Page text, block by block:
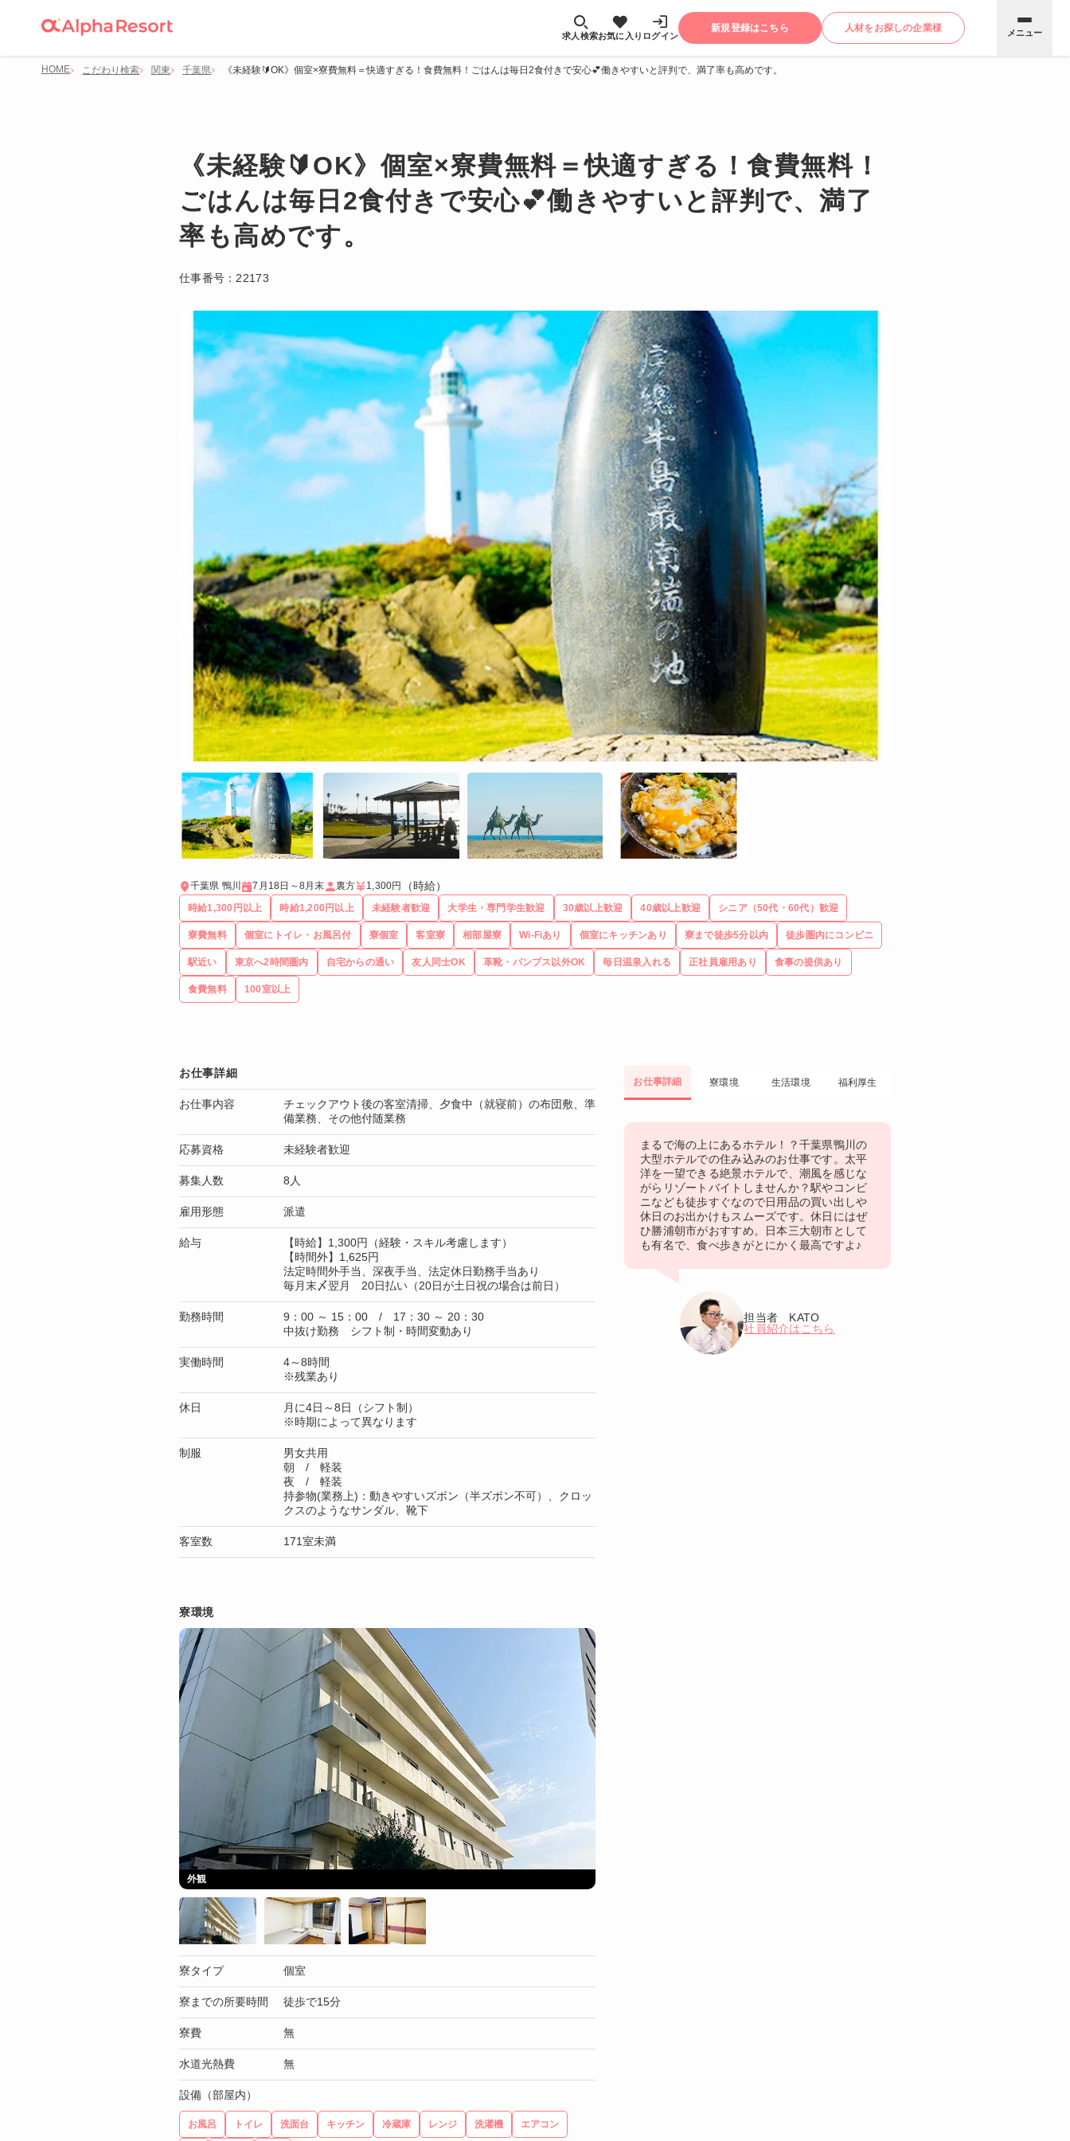
求人検索お気に入り ログイン
新規登録はこちら 人材をお探しの企業様 メニュー
HOME こだわり検索 関東 千葉県 《未経験🔰OK》個室×寮費無料＝快適すぎる！食費無料！ごはんは毎日2食付きで安心💕働きやすいと評判で、満了率も高めです。
《未経験🔰OK》個室×寮費無料＝快適すぎる！食費無料！
ごはんは毎日2食付きで安心💕働きやすいと評判で、満了
率も高めです。
仕事番号： 22173
千葉県 鴨川 7月18日～8月末 裏方 1,300円 （時給）
時給1,300円以上 時給1,200円以上 未経験者歓迎 大学生・専門学生歓迎 30歳以上歓迎 40歳以上歓迎 シニア（50代・60代）歓迎
寮費無料 個室にトイレ・お風呂付 寮個室 客室寮 相部屋寮 Wi-Fiあり 個室にキッチンあり 寮まで徒歩5分以内 徒歩圏内にコンビニ
駅近い 東京へ2時間圏内 自宅からの通い 友人同士OK 革靴・パンプス以外OK 毎日温泉入れる 正社員雇用あり 食事の提供あり
食費無料 100室以上
お仕事詳細 寮環境 生活環境 福利厚生
まるで海の上にあるホテル！？千葉県鴨川の
大型ホテルでの住み込みのお仕事です。太平
洋を一望できる絶景ホテルで、潮風を感じな
がらリゾートバイトしませんか？駅やコンビ
ニなども徒歩すぐなので日用品の買い出しや
休日のお出かけもスムーズです。休日にはぜ
ひ勝浦朝市がおすすめ。日本三大朝市として
も有名で、食べ歩きがとにかく最高ですよ♪
担当者 KATO
社員紹介はこちら
お仕事詳細
お仕事内容
チェックアウト後の客室清掃、夕食中（就寝前）の布団敷、準
備業務、その他付随業務
応募資格 未経験者歓迎
募集人数 8人
雇用形態 派遣
給与
【時給】1,300円（経験・スキル考慮します）
【時間外】1,625円
法定時間外手当、深夜手当、法定休日勤務手当あり
毎月末〆翌月 20日払い（20日が土日祝の場合は前日）
勤務時間
9：00 ～ 15：00 / 17：30 ～ 20：30
中抜け勤務 シフト制・時間変動あり
実働時間
4～8時間
※残業あり
休日
月に4日～8日（シフト制）
※時期によって異なります
制服
男女共用
朝 / 軽装
夜 / 軽装
持参物(業務上)：動きやすいズボン（半ズボン不可）、クロッ
クスのようなサンダル、靴下
客室数 171室未満
寮環境
外観
寮タイプ 個室
寮までの所要時間 徒歩で15分
寮費 無
水道光熱費 無
設備（部屋内）
お風呂 トイレ 洗面台 キッチン 冷蔵庫 レンジ 洗濯機 エアコン